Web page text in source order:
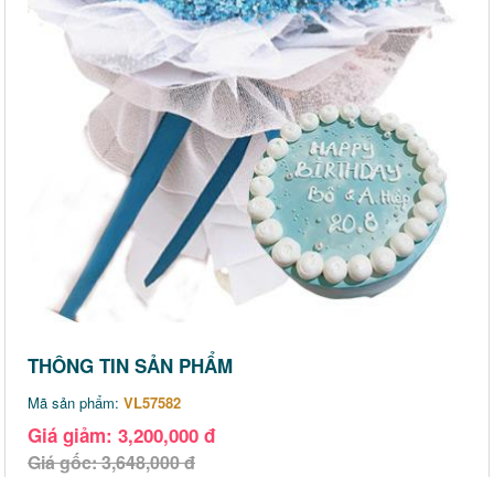
THÔNG TIN SẢN PHẨM
Mã sản phẩm: VL57582
Giá giảm: 3,200,000 đ
Giá gốc: 3,648,000 đ